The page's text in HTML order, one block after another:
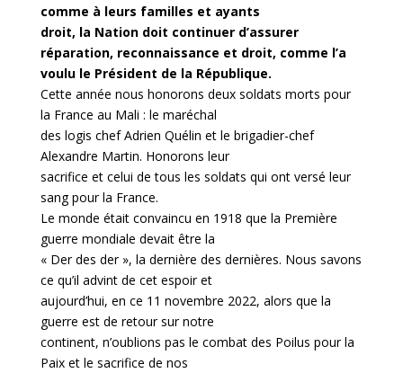
comme à leurs familles et ayants
droit, la Nation doit continuer d’assurer
réparation, reconnaissance et droit, comme l’a
voulu le Président de la République.
Cette année nous honorons deux soldats morts pour
la France au Mali : le maréchal
des logis chef Adrien Quélin et le brigadier-chef
Alexandre Martin. Honorons leur
sacrifice et celui de tous les soldats qui ont versé leur
sang pour la France.
Le monde était convaincu en 1918 que la Première
guerre mondiale devait être la
« Der des der », la dernière des dernières. Nous savons
ce qu’il advint de cet espoir et
aujourd’hui, en ce 11 novembre 2022, alors que la
guerre est de retour sur notre
continent, n’oublions pas le combat des Poilus pour la
Paix et le sacrifice de nos